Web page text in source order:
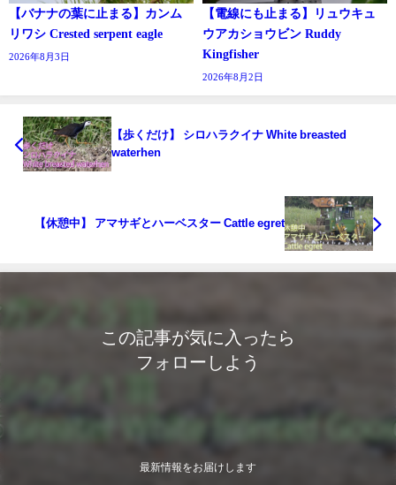
【バナナの葉に止まる】カンム
リワシ Crested serpent eagle
2026年8月3日
【電線にも止まる】リュウキュ
ウアカショウビン Ruddy
Kingfisher
2026年8月2日
【歩くだけ】 シロハラクイナ White breasted
waterhen
【休憩中】 アマサギとハーベスター Cattle egret
この記事が気に入ったら
フォローしよう
最新情報をお届けします